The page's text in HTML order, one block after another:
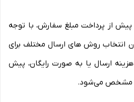
پیش از پرداخت مبلغ سفارش، با توجه
انتخاب روش های ارسال مختلف برای
ارسال یا به صورت رایگان، پیش
مشخص می‌شود.